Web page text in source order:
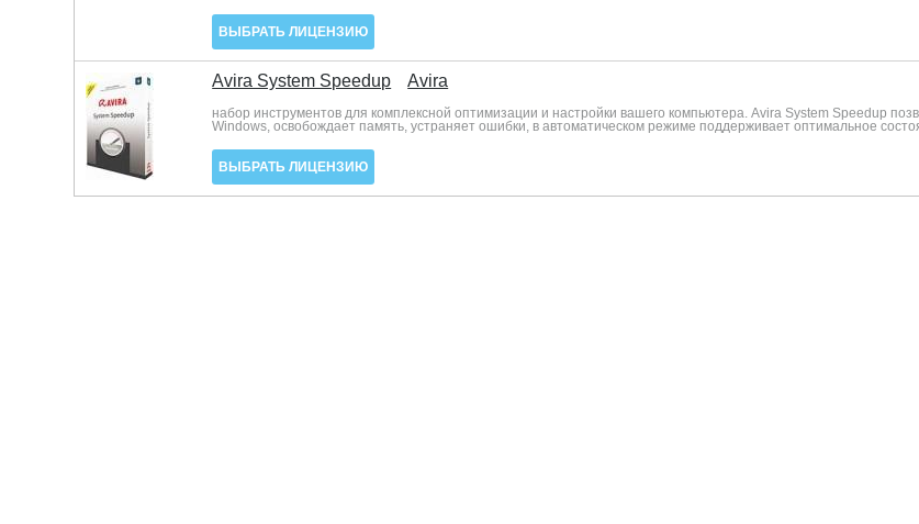
ВЫБРАТЬ ЛИЦЕНЗИЮ
Avira System Speedup Avira
набор инструментов для комплексной оптимизации и настройки вашего компьютера. Avira System Speedup
Windows, освобождает память, устраняет ошибки, в автоматическом режиме поддерживает оптимальное
ВЫБРАТЬ ЛИЦЕНЗИЮ